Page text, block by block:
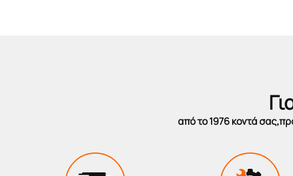
από το 1976 κοντά